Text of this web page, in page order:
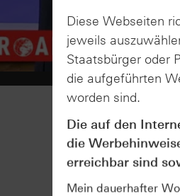
Diese Webseiten
jeweils
Staatsbürger oder
die aufgeführten
worden sind.
Die auf den
die
erreichbar sind
Mein dauerhafter